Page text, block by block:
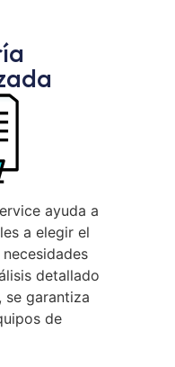
ayuda a
a elegir el
detallado
se garantiza
de